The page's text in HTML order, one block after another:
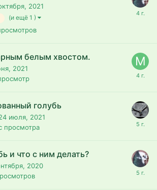
2021
(и ещё 1 )
белым хвостом.
2021
голубь
июля, 2021
просмотра
и что с ним делать?
2020